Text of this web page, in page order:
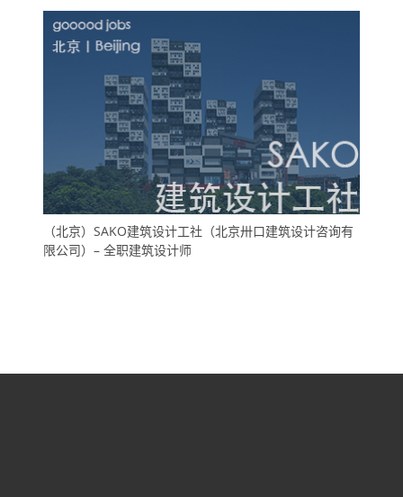
（北京）SAKO建筑设计工社（北京卅口建筑设计咨询有
限公司）– 全职建筑设计师